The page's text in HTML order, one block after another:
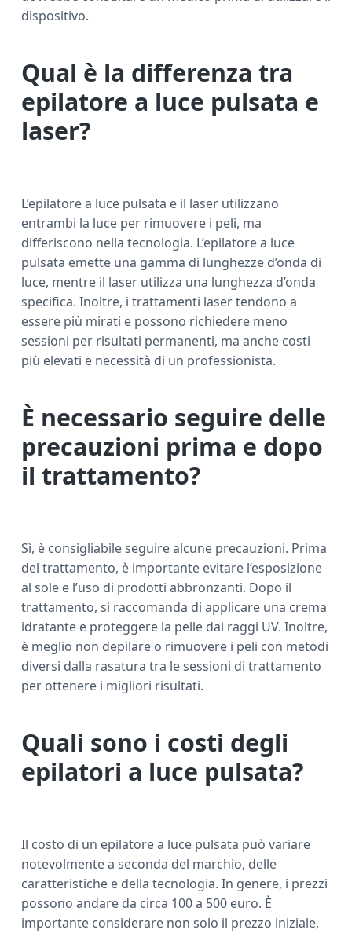
dispositivo.
Qual è la differenza tra
epilatore a luce pulsata e
laser?
L’epilatore a luce pulsata e il laser utilizzano
entrambi la luce per rimuovere i peli, ma
differiscono nella tecnologia. L’epilatore a luce
pulsata emette una gamma di lunghezze d’onda di
luce, mentre il laser utilizza una lunghezza d’onda
specifica. Inoltre, i trattamenti laser tendono a
essere più mirati e possono richiedere meno
sessioni per risultati permanenti, ma anche costi
più elevati e necessità di un professionista.
È necessario seguire delle
precauzioni prima e dopo
il trattamento?
Sì, è consigliabile seguire alcune precauzioni. Prima
del trattamento, è importante evitare l’esposizione
al sole e l’uso di prodotti abbronzanti. Dopo il
trattamento, si raccomanda di applicare una crema
idratante e proteggere la pelle dai raggi UV. Inoltre,
è meglio non depilare o rimuovere i peli con metodi
diversi dalla rasatura tra le sessioni di trattamento
per ottenere i migliori risultati.
Quali sono i costi degli
epilatori a luce pulsata?
Il costo di un epilatore a luce pulsata può variare
notevolmente a seconda del marchio, delle
caratteristiche e della tecnologia. In genere, i prezzi
possono andare da circa 100 a 500 euro. È
importante considerare non solo il prezzo iniziale,